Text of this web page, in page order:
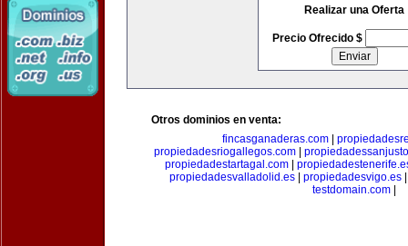
Realizar una Oferta
Precio Ofrecido $
Otros dominios en venta:
fincasganaderas.com|
propiedadesriogallegos.com|
propiedadestartagal.com|
propiedadesvalladolid.es
propiedadesvigo.es
testdomain.com